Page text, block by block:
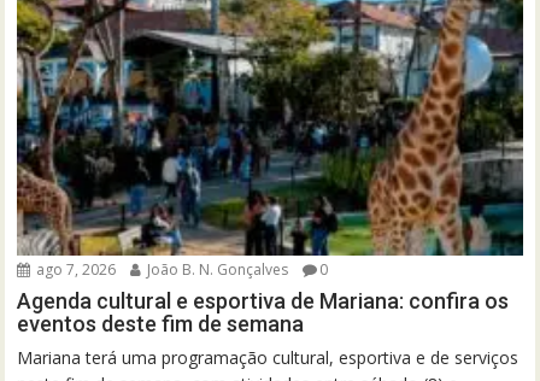
ago 7, 2026 João B. N. Gonçalves 0
Agenda cultural e esportiva de Mariana: confira os
eventos deste fim de semana
Mariana terá uma programação cultural, esportiva e de serviços